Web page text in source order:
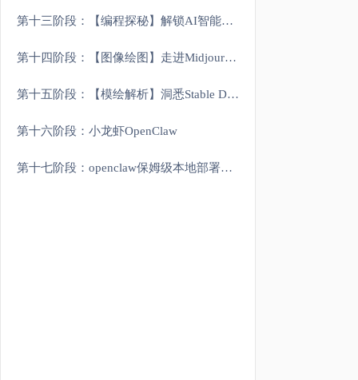
第十三阶段：【编程探秘】解锁AI智能编程工具奥秘
第十四阶段：【图像绘图】走进Midjourney图像AI绘图世界
第十五阶段：【模绘解析】洞悉Stable Diffusion（自选模型）AI绘图原理
第十六阶段：小龙虾OpenClaw
第十七阶段：openclaw保姆级本地部署&云部署&编写skills